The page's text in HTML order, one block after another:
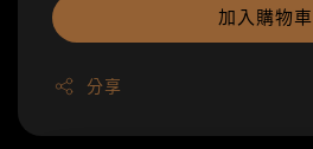
加入購物車
分享